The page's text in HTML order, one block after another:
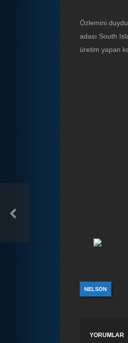
Özlemini
adası South
üretim yapan
NELSON
YORUMLAR